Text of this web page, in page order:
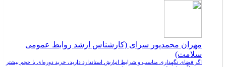
مهران محمدپور سرای (کارشناس ارشد روابط عمومی
سلامت)
اگر فضای نگهداری مناسب و شرایط انبارش استاندارد دارید، خرید دوره‌ای با حجم بیشتر